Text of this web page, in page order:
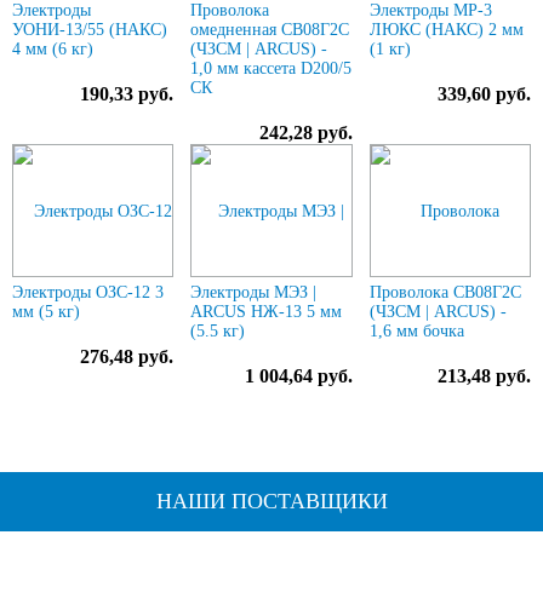
Электроды
УОНИ-13/55 (НАКС)
4 мм (6 кг)
190,33 руб.
Проволока
омедненная СВ08Г2С
(ЧЗСМ | ARCUS) -
1,0 мм кассета D200/5
СК
242,28 руб.
Электроды МР-3
ЛЮКС (НАКС) 2 мм
(1 кг)
339,60 руб.
Электроды ОЗС-12 3
мм (5 кг)
276,48 руб.
Электроды МЭЗ |
ARCUS НЖ-13 5 мм
(5.5 кг)
1 004,64 руб.
Проволока СВ08Г2С
(ЧЗСМ | ARCUS) -
1,6 мм бочка
213,48 руб.
НАШИ ПОСТАВЩИКИ